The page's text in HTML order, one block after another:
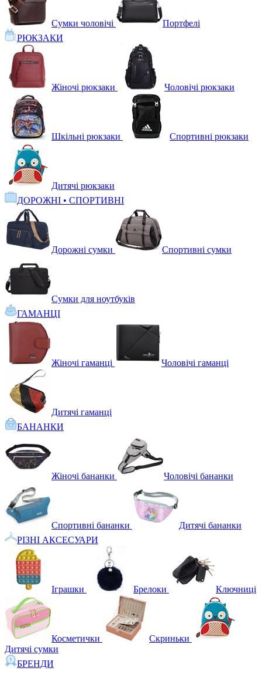
Сумки чоловічі
Портфелі
РЮКЗАКИ
Жіночі рюкзаки Чоловічі рюкзаки
Шкільні рюкзаки Спортивні рюкзаки
Дитячі рюкзаки
ДОРОЖНІ • СПОРТИВНІ
Дорожні сумки Спортивні сумки
Сумки для ноутбуків
ГАМАНЦІ
Жіночі гаманці Чоловічі гаманці
Дитячі гаманці
БАНАНКИ
Жіночі бананки Чоловічі бананки
Спортивні бананки
Дитячі бананки
РІЗНІ АКСЕСУАРИ
Іграшки Брелоки Ключниці
Косметички
Скриньки
Дитячі сумки
БРЕНДИ